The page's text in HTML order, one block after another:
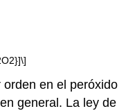
en el peróxido
general. La ley de